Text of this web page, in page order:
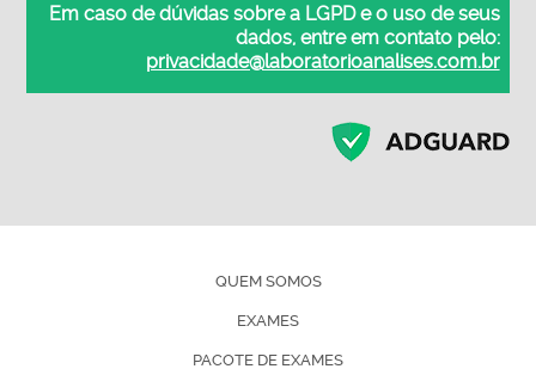
Em caso de dúvidas sobre a LGPD e o uso de seus
dados, entre em contato pelo:
privacidade@laboratorioanalises.com.br
QUEM SOMOS
EXAMES
PACOTE DE EXAMES